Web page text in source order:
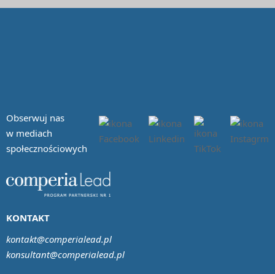
Obserwuj nas
w mediach
społecznościowych
KONTAKT
kontakt@comperialead.pl
konsultant@comperialead.pl